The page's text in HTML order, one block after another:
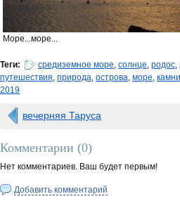
Море...море...
Теги: средиземное море солнце родос
путешествия природа острова море камни
2019
вечерняя Таруса
Комментарии (0)
Нет комментариев. Ваш будет первым!
Добавить комментарий